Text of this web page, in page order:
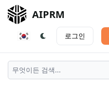
AIPRM
로그인